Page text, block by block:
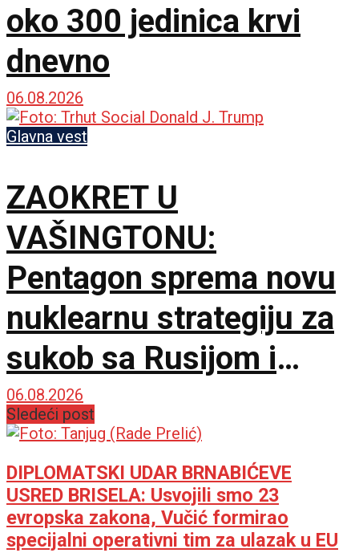
oko 300 jedinica krvi
dnevno
06.08.2026
Glavna vest
ZAOKRET U
VAŠINGTONU:
Pentagon sprema novu
nuklearnu strategiju za
sukob sa Rusijom i
Kinom
06.08.2026
Sledeći post
DIPLOMATSKI UDAR BRNABIĆEVE
USRED BRISELA: Usvojili smo 23
evropska zakona, Vučić formirao
specijalni operativni tim za ulazak u EU